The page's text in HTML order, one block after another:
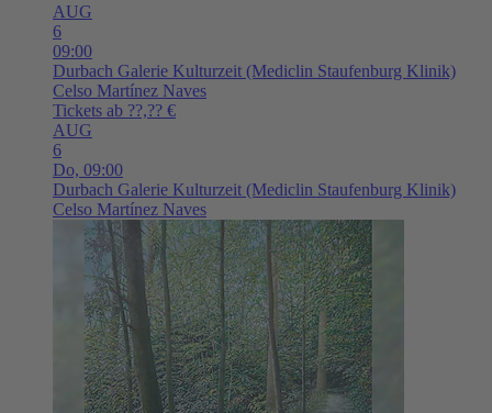
AUG
6
09:00
Durbach Galerie Kulturzeit (Mediclin Staufenburg Klinik)
Celso Martínez Naves
Tickets ab ??,?? €
AUG
6
Do, 09:00
Durbach Galerie Kulturzeit (Mediclin Staufenburg Klinik)
Celso Martínez Naves